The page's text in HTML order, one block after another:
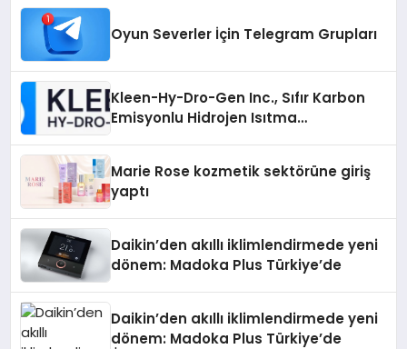
Oyun Severler İçin Telegram Grupları
Kleen-Hy-Dro-Gen Inc., Sıfır Karbon
Emisyonlu Hidrojen Isıtma
Marie Rose kozmetik sektörüne giriş
yaptı
Daikin’den akıllı iklimlendirmede yeni
dönem: Madoka Plus Türkiye’de
Daikin’den akıllı iklimlendirmede yeni
dönem: Madoka Plus Türkiye’de